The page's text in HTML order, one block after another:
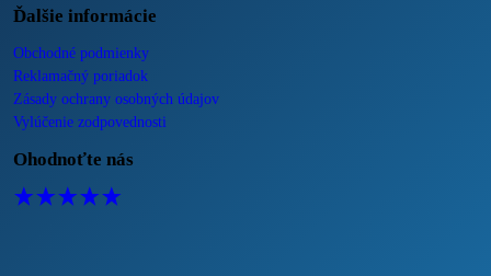
Ďalšie informácie
Obchodné podmienky
Reklamačný poriadok
Zásady ochrany osobných údajov
Vylúčenie zodpovednosti
Ohodnoťte nás